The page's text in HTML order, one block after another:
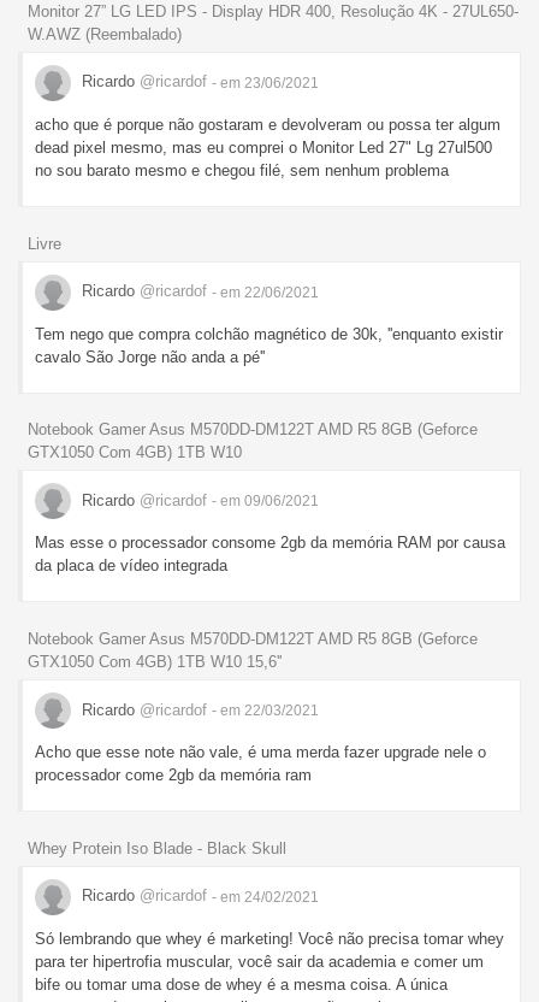
Monitor 27” LG LED IPS - Display HDR 400, Resolução 4K - 27UL650-
W.AWZ (Reembalado)
Ricardo @ricardof - em 23/06/2021
acho que é porque não gostaram e devolveram ou possa ter algum
dead pixel mesmo, mas eu comprei o Monitor Led 27" Lg 27ul500
no sou barato mesmo e chegou filé, sem nenhum problema
Livre
Ricardo @ricardof - em 22/06/2021
Tem nego que compra colchão magnético de 30k, ''enquanto existir
cavalo São Jorge não anda a pé''
Notebook Gamer Asus M570DD-DM122T AMD R5 8GB (Geforce
GTX1050 Com 4GB) 1TB W10
Ricardo @ricardof - em 09/06/2021
Mas esse o processador consome 2gb da memória RAM por causa
da placa de vídeo integrada
Notebook Gamer Asus M570DD-DM122T AMD R5 8GB (Geforce
GTX1050 Com 4GB) 1TB W10 15,6''
Ricardo @ricardof - em 22/03/2021
Acho que esse note não vale, é uma merda fazer upgrade nele o
processador come 2gb da memória ram
Whey Protein Iso Blade - Black Skull
Ricardo @ricardof - em 24/02/2021
Só lembrando que whey é marketing! Você não precisa tomar whey
para ter hipertrofia muscular, você sair da academia e comer um
bife ou tomar uma dose de whey é a mesma coisa. A única